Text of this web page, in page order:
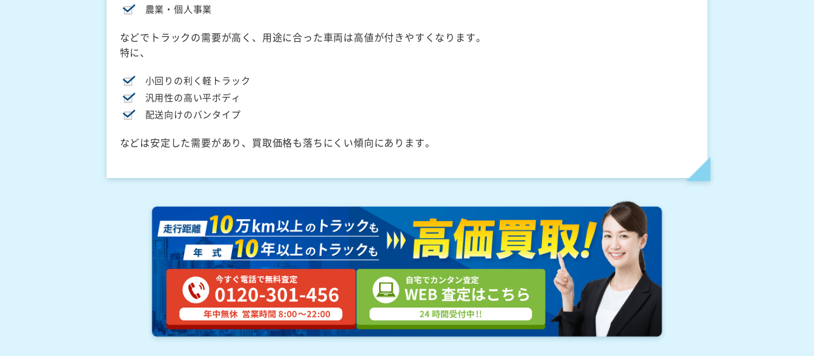
農業・個人事業
などでトラックの需要が高く、用途に合った車両は高値が付きやすくなります。
特に、
小回りの利く軽トラック
汎用性の高い平ボディ
配送向けのバンタイプ
などは安定した需要があり、買取価格も落ちにくい傾向にあります。